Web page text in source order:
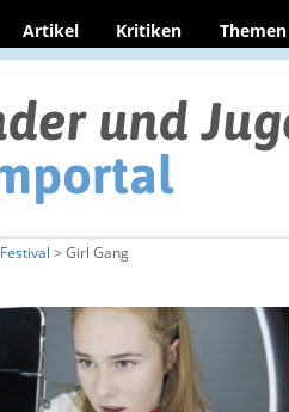
Artikel Kritiken Themen
Festival > Girl Gang